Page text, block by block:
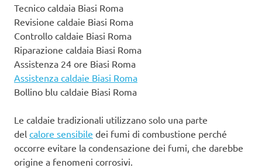
Tecnico caldaia Biasi Roma
Revisione caldaie Biasi Roma
Controllo caldaie Biasi Roma
Riparazione caldaia Biasi Roma
Assistenza 24 ore Biasi Roma
Assistenza caldaie Biasi Roma
Bollino blu caldaie Biasi Roma
Le caldaie tradizionali utilizzano solo una parte
del calore sensibile dei fumi di combustione perché
occorre evitare la condensazione dei fumi, che darebbe
origine a fenomeni corrosivi.